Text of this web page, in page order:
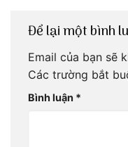
Để lại một bình
Email của bạn sẽ
Các trường bắt
Bình luận *